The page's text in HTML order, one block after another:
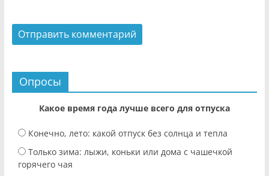
Опросы
Какое время года лучше всего для отпуска
Конечно, лето: какой отпуск без солнца и тепла
Только зима: лыжи, коньки или дома с чашечкой
горячего чая